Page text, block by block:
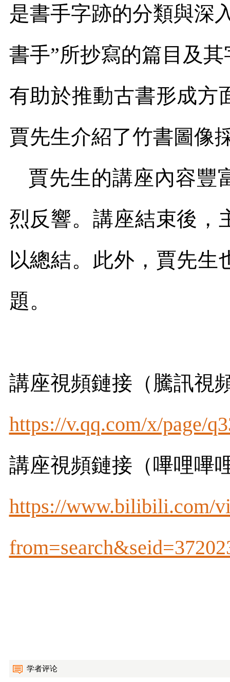
是書手字跡的分類與深
書手”所抄寫的篇目及
有助於推動古書形成方
賈先生介紹了竹書圖像
賈先生的講座內容豐
烈反響。講座結束後，
以總結。此外，賈先生
題。
講座視頻鏈接（騰訊視
https://v.qq.com/x/page/
講座視頻鏈接（嗶哩嗶
https://www.bilibili.com/
学者评论